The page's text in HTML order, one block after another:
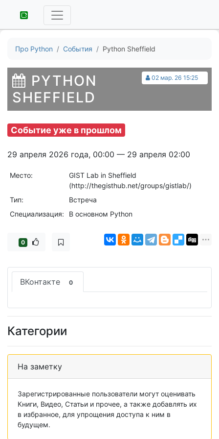
Про Python События Python Sheffield
02 мар. 26 15:25
PYTHON
SHEFFIELD
Событие уже в прошлом
29 апреля 2026 года, 00:00 — 29 апреля 02:00
Место:
GIST Lab in Sheffield
(http://thegisthub.net/groups/gistlab/)
Тип:
Встреча
Специализация:
В основном Python
0
ВКонтакте 0
Категории
На заметку
Зарегистрированные пользователи могут оценивать
Книги, Видео, Статьи и прочее, а также добавлять их
в избранное, для упрощения доступа к ним в
будущем.